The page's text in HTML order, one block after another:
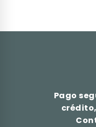
Pago